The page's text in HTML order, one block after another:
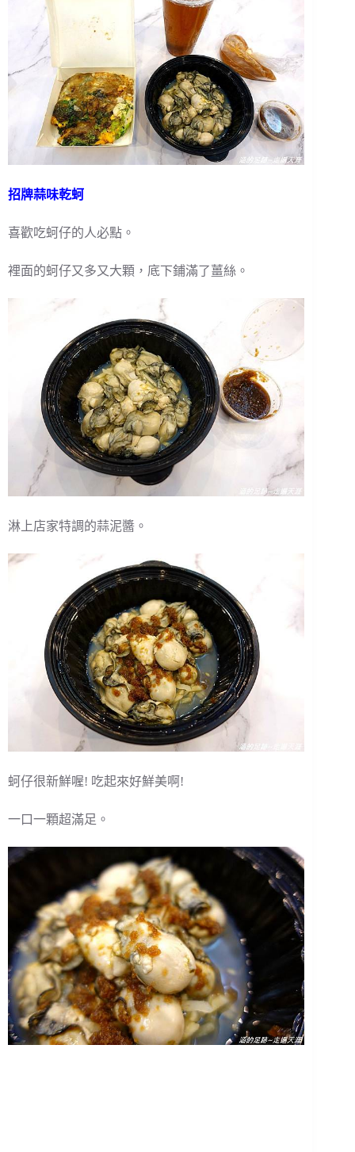
招牌蒜味乾蚵
喜歡吃蚵仔的人必點。
裡面的蚵仔又多又大顆，底下鋪滿了薑絲。
淋上店家特調的蒜泥醬。
蚵仔很新鮮喔! 吃起來好鮮美啊!
一口一顆超滿足。